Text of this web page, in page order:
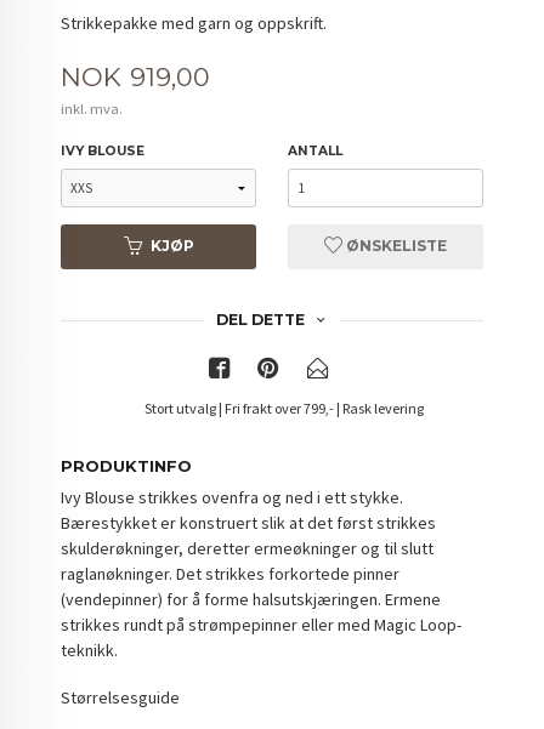
Strikkepakke med garn og oppskrift.
Pris
NOK 919,00
inkl. mva.
IVY BLOUSE ANTALL
KJØP ØNSKELISTE
DEL DETTE
Stort utvalg | Fri frakt over 799,- | Rask levering
PRODUKTINFO
Ivy Blouse strikkes ovenfra og ned i ett stykke.
Bærestykket er konstruert slik at det først strikkes
skulderøkninger, deretter ermeøkninger og til slutt
raglanøkninger. Det strikkes forkortede pinner
(vendepinner) for å forme halsutskjæringen. Ermene
strikkes rundt på strømpepinner eller med Magic Loop-
teknikk.
Størrelsesguide